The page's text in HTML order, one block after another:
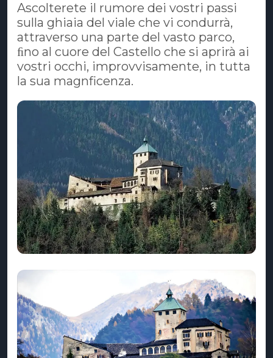
Ascolterete il rumore dei vostri passi
sulla ghiaia del viale che vi condurrà,
attraverso una parte del vasto parco,
ﬁno al cuore del Castello che si aprirà ai
vostri occhi, improvvisamente, in tutta
la sua magnficenza.